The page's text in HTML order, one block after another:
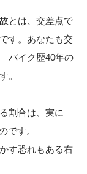
とは、交差点で
す。あなたも交
バイク歴40年の
。
割合は、実に
です。
す恐れもある右